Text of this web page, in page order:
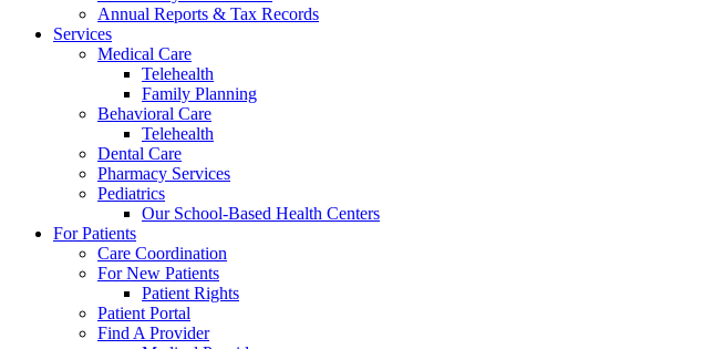
Annual Reports & Tax Records
Services
Medical Care
Telehealth
Family Planning
Behavioral Care
Telehealth
Dental Care
Pharmacy Services
Pediatrics
Our School-Based Health Centers
For Patients
Care Coordination
For New Patients
Patient Rights
Patient Portal
Find A Provider